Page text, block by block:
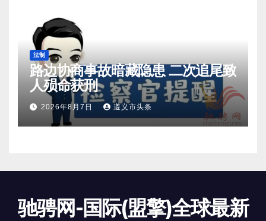
法制
路边协商事故暗藏隐患 二次追尾致
人殒命获刑
2026年8月7日 遵义市头条
驰骋网-国际(盟擎)全球最新